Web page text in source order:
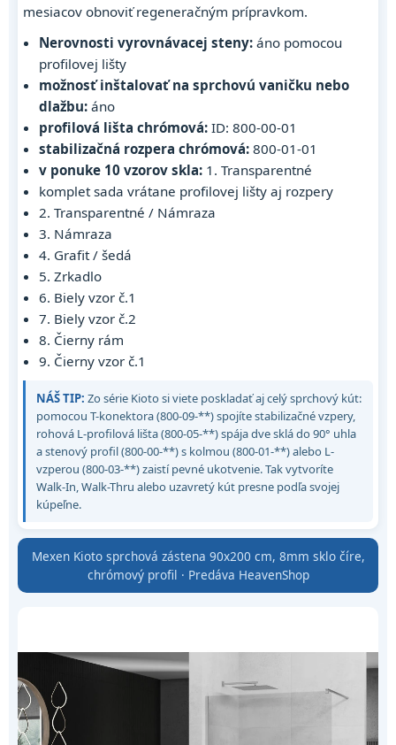
mesiacov obnoviť regeneračným prípravkom.
Nerovnosti vyrovnávacej steny: áno pomocou
profilovej lišty
možnosť inštalovať na sprchovú vaničku nebo
dlažbu: áno
profilová lišta chrómová: ID: 800-00-01
stabilizačná rozpera chrómová: 800-01-01
v ponuke 10 vzorov skla: 1. Transparentné
komplet sada vrátane profilovej lišty aj rozpery
2. Transparentné / Námraza
3. Námraza
4. Grafit / šedá
5. Zrkadlo
6. Biely vzor č.1
7. Biely vzor č.2
8. Čierny rám
9. Čierny vzor č.1
NÁŠ TIP: Zo série Kioto si viete poskladať aj celý sprchový kút:
pomocou T-konektora (800-09-**) spojíte stabilizačné vzpery,
rohová L-profilová lišta (800-05-**) spája dve sklá do 90° uhla
a stenový profil (800-00-**) s kolmou (800-01-**) alebo L-
vzperou (800-03-**) zaistí pevné ukotvenie. Tak vytvoríte
Walk-In, Walk-Thru alebo uzavretý kút presne podľa svojej
kúpeľne.
Mexen Kioto sprchová zástena 90x200 cm, 8mm sklo číre,
chrómový profil · Predáva HeavenShop